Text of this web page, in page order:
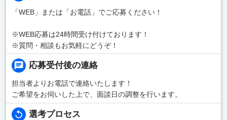
「WEB」または「お電話」でご応募ください！
※WEB応募は24時間受け付けております！
※質問・相談もお気軽にどうぞ！
応募受付後の連絡
担当者よりお電話で連絡いたします！
ご希望をお伺いした上で、面談日の調整を行います。
選考プロセス